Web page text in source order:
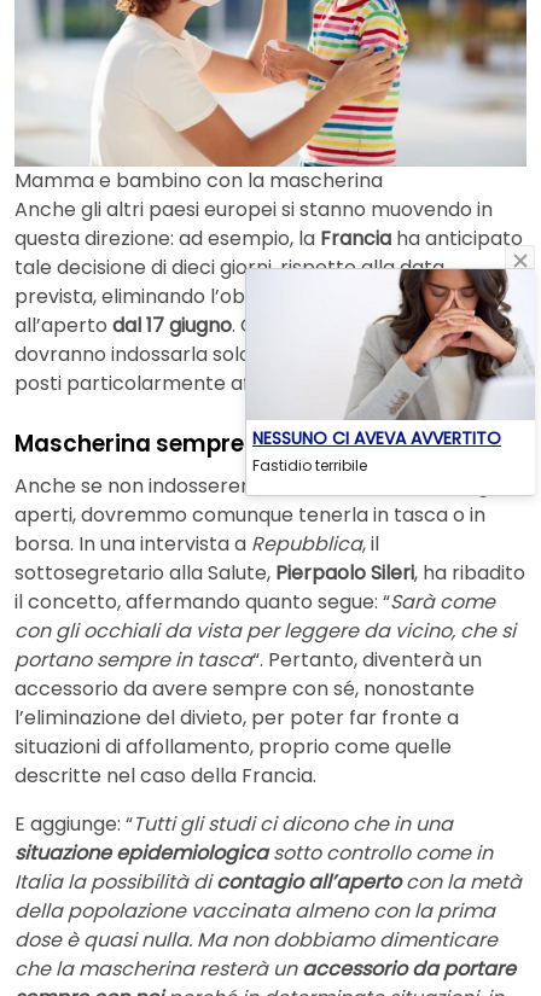
Mamma e bambino con la mascherina
Anche gli altri paesi europei si stanno muovendo in
questa direzione: ad esempio, la Francia ha anticipato
tale decisione di dieci giorni, rispetto alla data
prevista, eliminando l’obbligo della mascherina
all’aperto dal 17 giugno. Oltralpe, infatti, i cittadini
dovranno indossarla solo nei mercati, allo stadio, nei
posti particolarmente affollati e quando sono in coda.
Mascherina sempre in tasca
Anche se non indosseremo la mascherina nei luoghi
aperti, dovremmo comunque tenerla in tasca o in
borsa. In una intervista a Repubblica, il
sottosegretario alla Salute, Pierpaolo Sileri, ha ribadito
il concetto, affermando quanto segue: “Sarà come
con gli occhiali da vista per leggere da vicino, che si
portano sempre in tasca“. Pertanto, diventerà un
accessorio da avere sempre con sé, nonostante
l’eliminazione del divieto, per poter far fronte a
situazioni di affollamento, proprio come quelle
descritte nel caso della Francia.
E aggiunge: “Tutti gli studi ci dicono che in una
situazione epidemiologicasotto controllo come in
Italia la possibilità dicontagio all’apertocon la metà
della popolazione vaccinata almeno con la prima
dose è quasi nulla. Ma non dobbiamo dimenticare
che la mascherina resterà unaccessorio da portare
NESSUNO CI AVEVA AVVERTITO
Fastidio terribile